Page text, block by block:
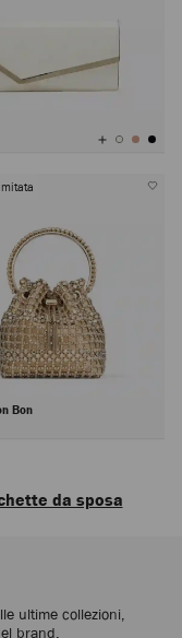
Visualizza
tutti
Bon
da sposa
uno stile glamour
possono trasformare
in ogni evento nuziale. I
ultime collezioni,
brand.